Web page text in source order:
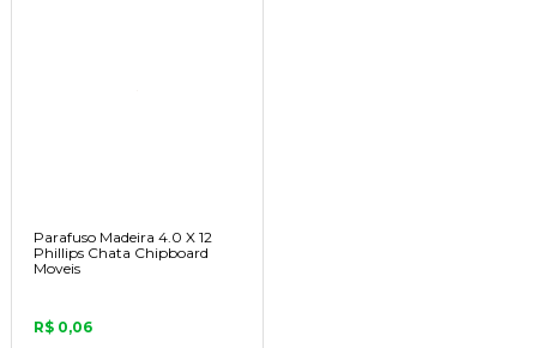
Parafuso Madeira 4.0 X 12
Phillips Chata Chipboard
Moveis
R$ 0,06